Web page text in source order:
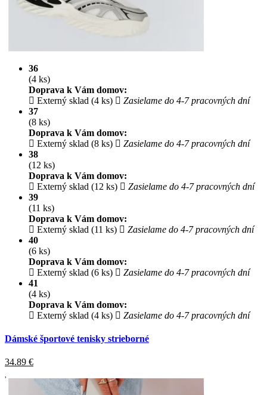
36
(4 ks)
Doprava k Vám domov:
Externý sklad (4 ks)
Zasielame do 4-7 pracovných dní
37
(8 ks)
Doprava k Vám domov:
Externý sklad (8 ks)
Zasielame do 4-7 pracovných dní
38
(12 ks)
Doprava k Vám domov:
Externý sklad (12 ks)
Zasielame do 4-7 pracovných dní
39
(11 ks)
Doprava k Vám domov:
Externý sklad (11 ks)
Zasielame do 4-7 pracovných dní
40
(6 ks)
Doprava k Vám domov:
Externý sklad (6 ks)
Zasielame do 4-7 pracovných dní
41
(4 ks)
Doprava k Vám domov:
Externý sklad (4 ks)
Zasielame do 4-7 pracovných dní
Dámské športové tenisky strieborné
34.89 €